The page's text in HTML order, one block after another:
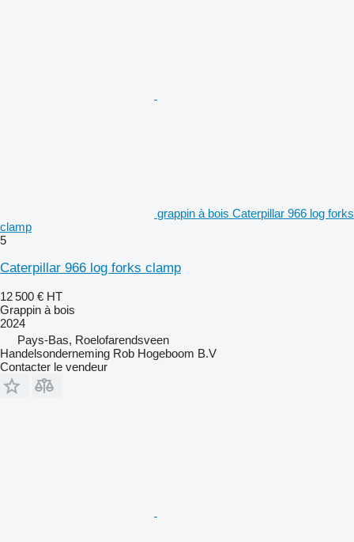
grappin à bois Caterpillar 966 log forks
clamp
5
Caterpillar 966 log forks clamp
12 500 € HT
Grappin à bois
2024
Pays-Bas, Roelofarendsveen
Handelsonderneming Rob Hogeboom B.V
Contacter le vendeur